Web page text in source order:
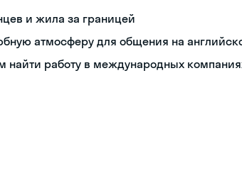
и жила за границей
атмосферу для общения на
найти работу в международных